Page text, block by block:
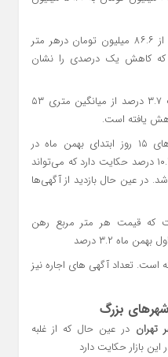
در منطقه یک میانگین قیمت آگهی‌ها از ۸۶.۶ میلیون تومان درهر متر
رسیده که کاهش یک درصدی را نشان
در منطقه ۴ قیمتهای پیشنهادی با افت ۳.۷ درصد از میانگین متری ۵۳
همچنین درصد تغییرات تعداد آگهی‌های ۱۵ روز ابتدای بهمن ماه در
مقایسه با ۱۵ روز آخر دی ماه از افت ۱۰.۳ درصد حکایت دارد که می‌تواند
در عین حال بازدید از آگهی‌ها
که قیمت هر متر مربع رهن
ماه ۳.۲ درصد
است. تعداد آگهی های اجاره نیز
بزرگ
تهران در عین حال که از غلبه
بازار حکایت دارد